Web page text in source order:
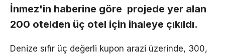
İnmez'in haberine göre projede yer alan
200 otelden üç otel için ihaleye çıkıldı.
Denize sıfır üç değerli kupon arazi üzerinde, 300,